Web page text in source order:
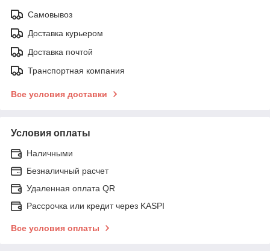
Самовывоз
Доставка курьером
Доставка почтой
Транспортная компания
Все условия доставки
Условия оплаты
Наличными
Безналичный расчет
Удаленная оплата QR
Рассрочка или кредит через KASPI
Все условия оплаты